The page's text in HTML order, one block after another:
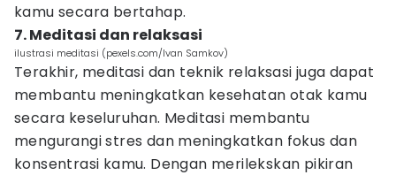
kamu secara bertahap.
7. Meditasi dan relaksasi
ilustrasi meditasi (pexels.com/Ivan Samkov)
Terakhir, meditasi dan teknik relaksasi juga dapat
membantu meningkatkan kesehatan otak kamu
secara keseluruhan. Meditasi membantu
mengurangi stres dan meningkatkan fokus dan
konsentrasi kamu. Dengan merilekskan pikiran